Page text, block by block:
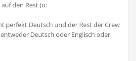
den Rest (o:
perfekt Deutsch und der Rest der Crew
Deutsch oder Englisch oder